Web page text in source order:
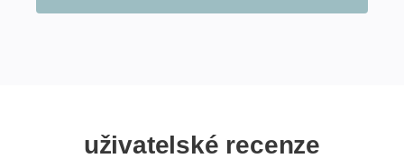
uživatelské recenze